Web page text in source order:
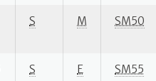
S M SM50
S E SM55